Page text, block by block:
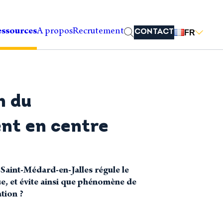
A proposRecrutement CONTACT FR
du
en centre
Médard-en-Jalles régule le
et évite ainsi que phénomène de
?